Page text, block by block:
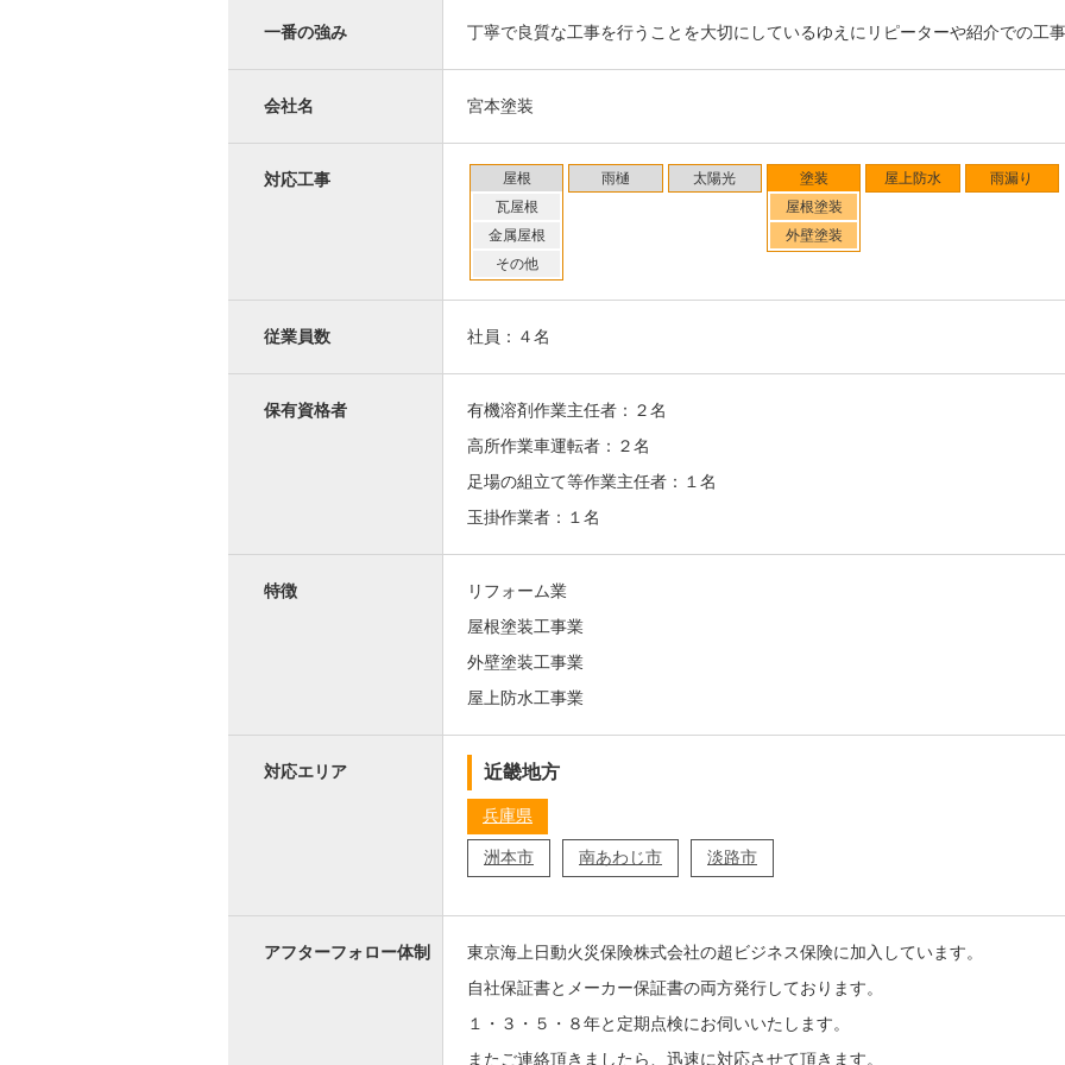
一番の強み 丁寧で良質な工事を行うことを大切にしているゆえにリピーターや紹介での工
会社名 宮本塗装
対応工事
屋根
瓦屋根
金属屋根
その他
雨樋 太陽光
塗装
屋根塗装
外壁塗装
屋上防水 雨漏り
従業員数 社員：４名
保有資格者
有機溶剤作業主任者：２名
高所作業車運転者：２名
足場の組立て等作業主任者：１名
玉掛作業者：１名
特徴
リフォーム業
屋根塗装工事業
外壁塗装工事業
屋上防水工事業
対応エリア 近畿地方
兵庫県
洲本市 南あわじ市 淡路市
アフターフォロー体制
東京海上日動火災保険株式会社の超ビジネス保険に加入しています。
自社保証書とメーカー保証書の両方発行しております。
１・３・５・８年と定期点検にお伺いいたします。
またご連絡頂きましたら、迅速に対応させて頂きます。